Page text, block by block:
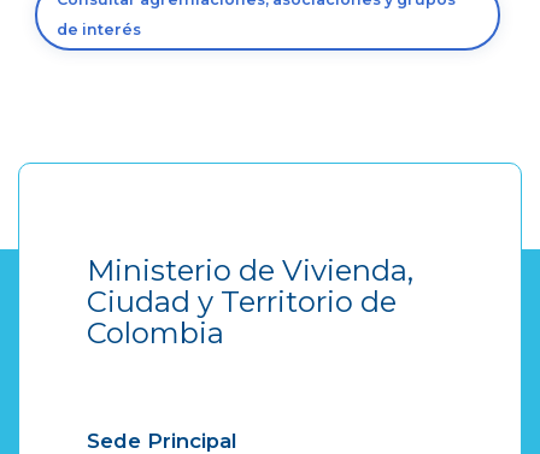
de interés
Ministerio de Vivienda,
Ciudad y Territorio de
Colombia
Sede Principal